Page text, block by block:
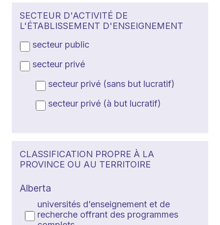
SECTEUR D'ACTIVITÉ DE
L'ÉTABLISSEMENT D'ENSEIGNEMENT
secteur public
secteur privé
secteur privé (sans but lucratif)
secteur privé (à but lucratif)
CLASSIFICATION PROPRE À LA
PROVINCE OU AU TERRITOIRE
Alberta
universités d’enseignement et de
recherche offrant des programmes